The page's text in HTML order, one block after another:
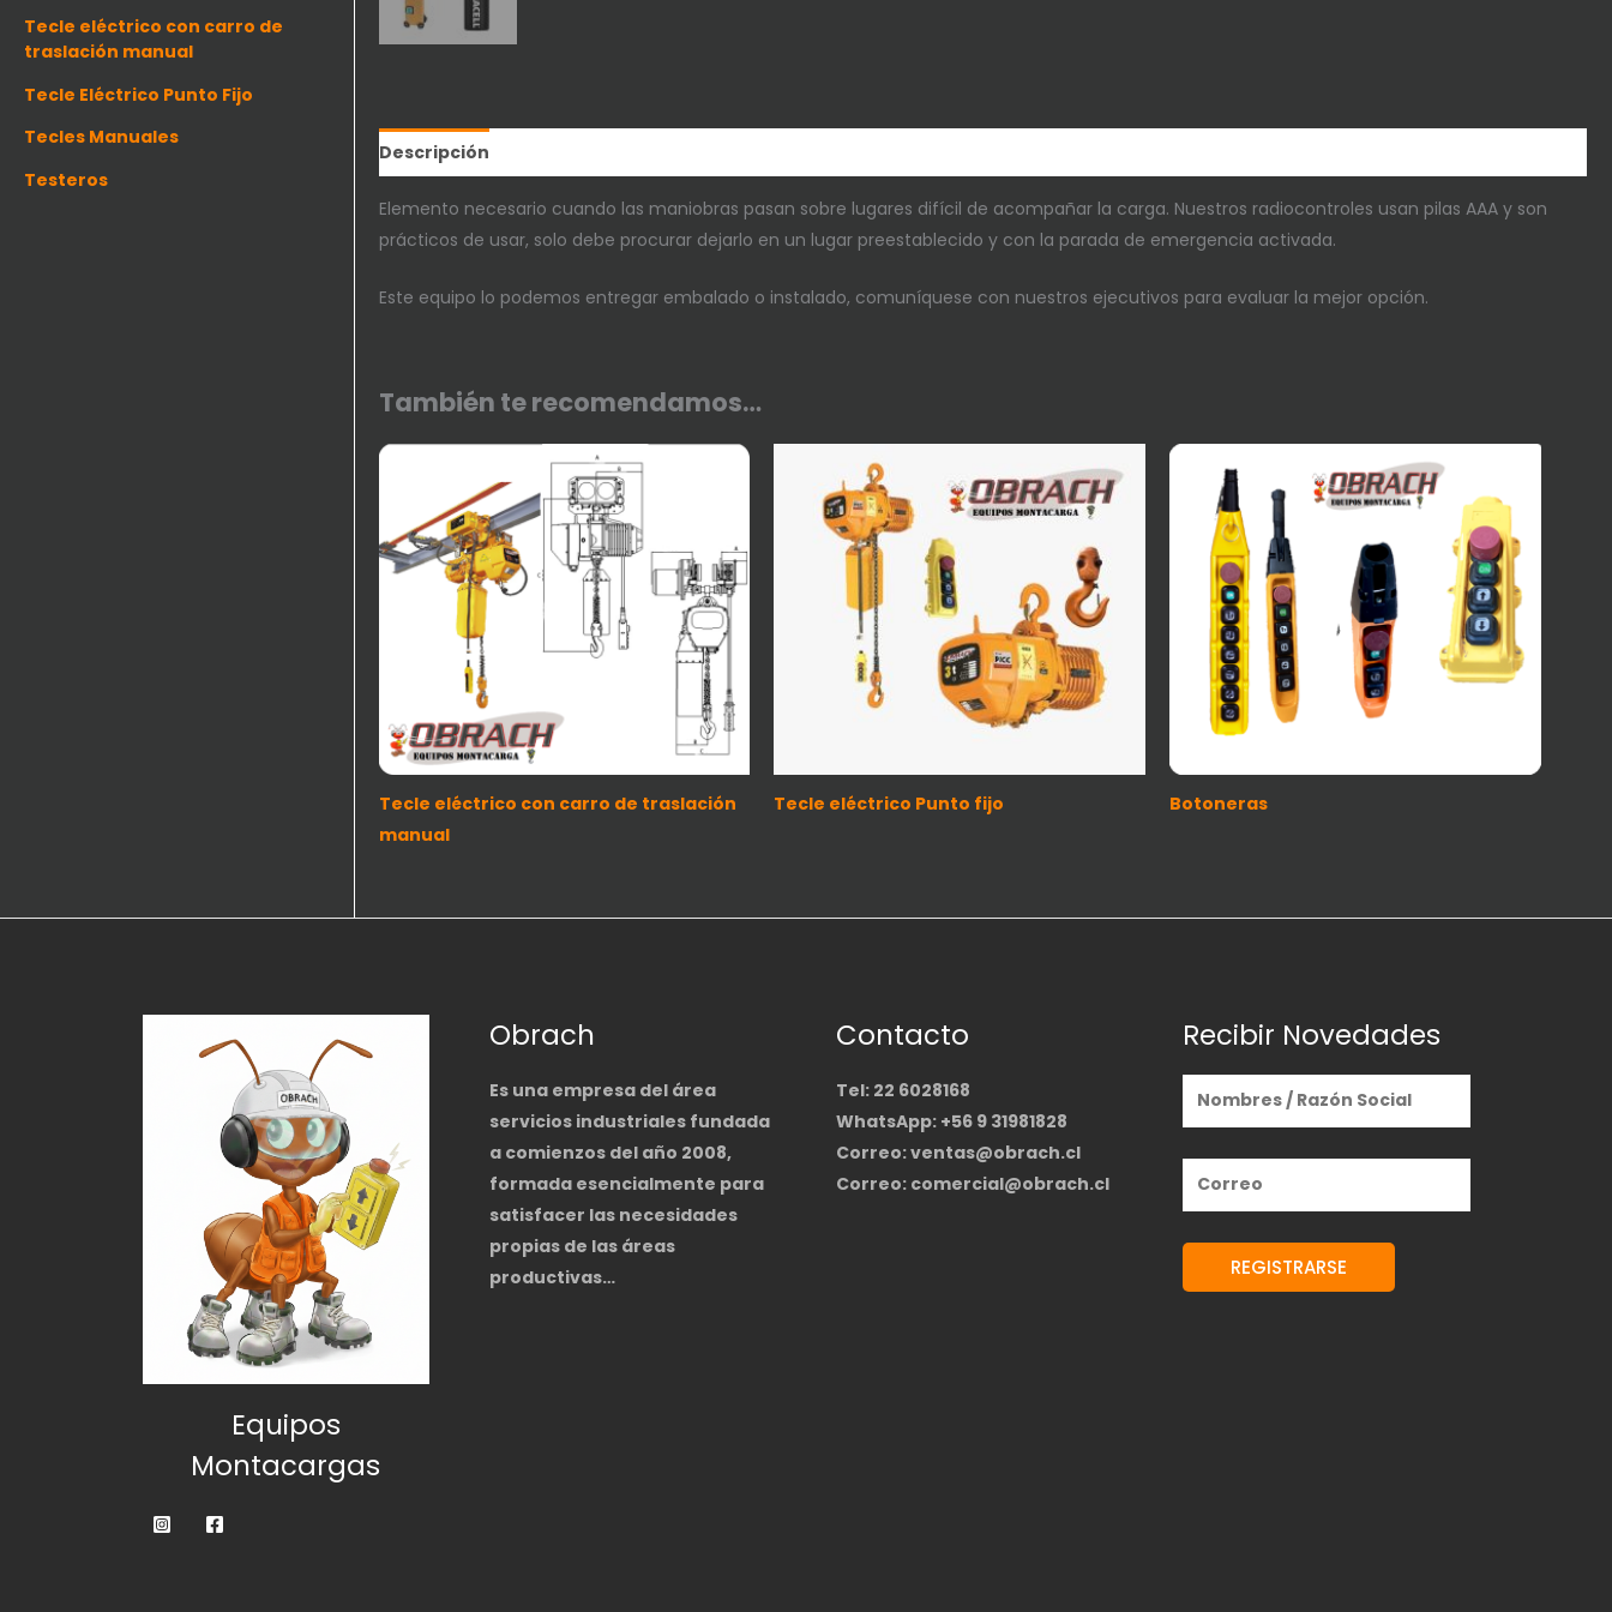
Tecle eléctrico con carro de
traslación manual
Tecle Eléctrico Punto Fijo
Tecles Manuales
Testeros
Descripción
Elemento necesario cuando las maniobras pasan sobre lugares difícil de acompañar la carga. Nuestros radiocontroles usan pilas AAA y son
prácticos de usar, solo debe procurar dejarlo en un lugar preestablecido y con la parada de emergencia activada.
Este equipo lo podemos entregar embalado o instalado, comuníquese con nuestros ejecutivos para evaluar la mejor opción.
También te recomendamos…
Tecle eléctrico con carro de traslación
manual
Tecle eléctrico Punto fijo Botoneras
Equipos
Montacargas
Obrach
Es una empresa del área
servicios industriales fundada
a comienzos del año 2008,
formada esencialmente para
satisfacer las necesidades
propias de las áreas
productivas…
Contacto
Tel: 22 6028168
WhatsApp: +56 9 31981828
Correo: ventas@obrach.cl
Correo: comercial@obrach.cl
Recibir Novedades